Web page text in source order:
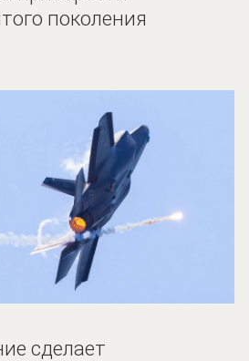
поколения
сделает